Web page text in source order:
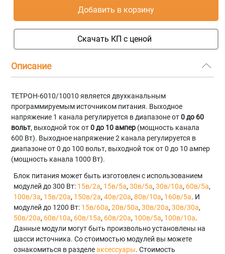
Добавить в корзину
Скачать КП с ценой
Описание
ТЕТРОН-6010/10010 является двухканальным
программируемым источником питания. Выходное
напряжение 1 канала регулируется в диапазоне от0 до 60
вольт, выходной ток от0 до 10 ампер (мощность канала
600 Вт). Выходное напряжение 2 канала регулируется в
диапазоне от 0 до 100 вольт, выходной ток от 0 до 10 ампер
(мощность канала 1000 Вт).
Блок питания может быть изготовлен с использованием
модулей до 300 Вт: 15в/2а, 15в/5а,30в/5а,30в/10а, 60в/5а,
100в/3а, 15в/20а, 150в/2а,40в/20а,80в/10а, 160в/5а. И
модулей до 1200 Вт: 15в/60а,20в/50а,30в/20а,30в/30а,
50в/20а, 60в/10а, 60в/15а, 60в/20а, 100в/5а, 100в/10а.
Данные модули могут быть произвольно установлены на
шасси источника. Со стоимостью модулей вы можете
ознакомиться в разделеаксессуары. Стоимость